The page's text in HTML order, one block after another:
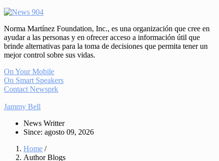
Norma Martínez Foundation, Inc., es una organización que cree en
ayudar a las personas y en ofrecer acceso a información útil que
brinde alternativas para la toma de decisiones que permita tener un
mejor control sobre sus vidas.
On Your Mobile
On Smart Speakers
Contact Newsprk
Jammy Bell
News Writter
Since: agosto 09, 2026
Home /
Author Blogs